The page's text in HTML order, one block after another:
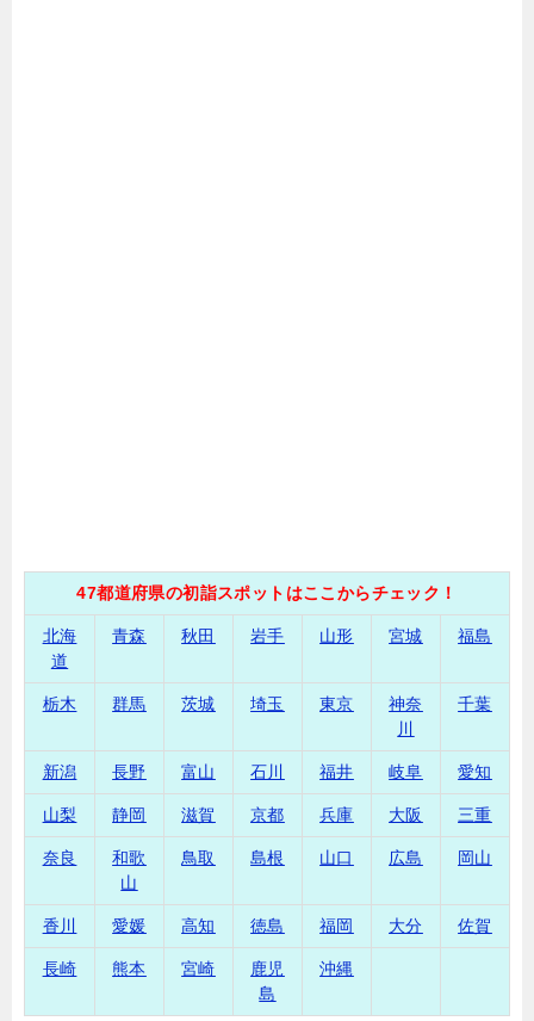
47都道府県の初詣スポットはここからチェック！
北海
道
青森 秋田 岩手 山形 宮城 福島
栃木 群馬 茨城 埼玉 東京
神奈
川
千葉
新潟 長野 富山 石川 福井 岐阜 愛知
山梨 静岡 滋賀 京都 兵庫 大阪 三重
奈良
和歌
山
鳥取 島根 山口 広島 岡山
香川 愛媛 高知 徳島 福岡 大分 佐賀
長崎 熊本 宮崎
鹿児
島
沖縄